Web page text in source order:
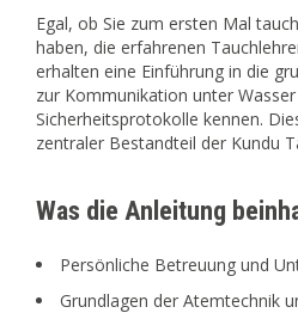
Egal, ob Sie zum ersten Mal
haben, die erfahrenen
erhalten eine Einführung in die
zur Kommunikation unter
Sicherheitsprotokolle kennen.
zentraler Bestandteil der Kundu
Was die Anleitung
Persönliche Betreuung und
Grundlagen der Atemtechnik